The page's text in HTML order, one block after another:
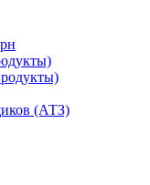
(АТЗ)